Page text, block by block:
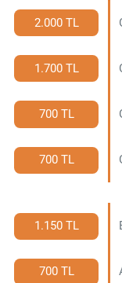
2.000 TL
1.700 TL
700 TL
700 TL
1.150 TL
700 TL